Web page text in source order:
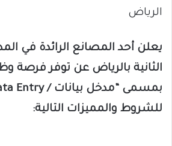
الرياض
يعلن أحد المصانع الرائدة في
الثانية بالرياض عن توفر فرصة
للشروط والمميزات التالية: